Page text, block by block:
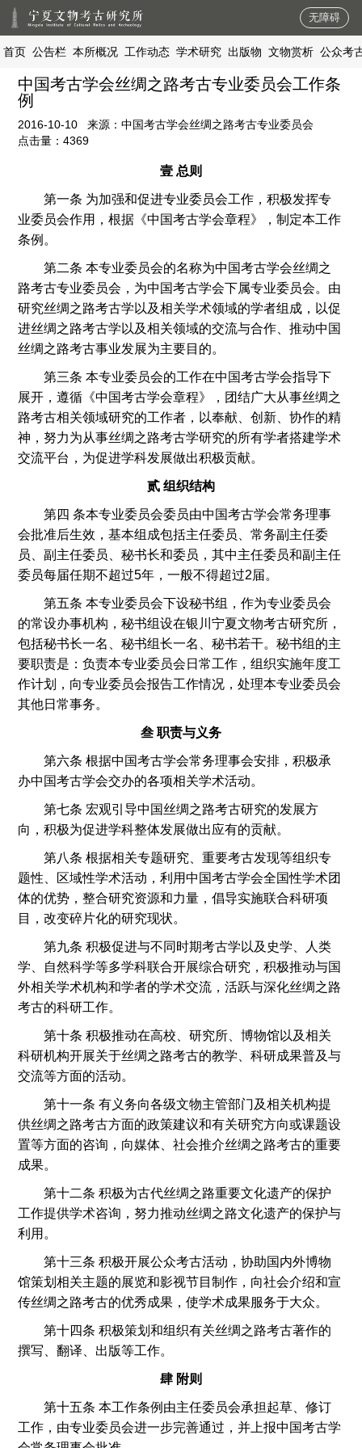
无障碍
首页 公告栏 本所概况 工作动态 学术研究 出版物 文物赏析 公众考
中国考古学会丝绸之路考古专业委员会工作条
例
2016-10-10 来源：中国考古学会丝绸之路考古专业委员会
点击量：4369
壹 总则
第一条 为加强和促进专业委员会工作，积极发挥专
业委员会作用，根据《中国考古学会章程》，制定本工作
条例。
第二条 本专业委员会的名称为中国考古学会丝绸之
路考古专业委员会，为中国考古学会下属专业委员会。由
研究丝绸之路考古学以及相关学术领域的学者组成，以促
进丝绸之路考古学以及相关领域的交流与合作、推动中国
丝绸之路考古事业发展为主要目的。
第三条 本专业委员会的工作在中国考古学会指导下
展开，遵循《中国考古学会章程》，团结广大从事丝绸之
路考古相关领域研究的工作者，以奉献、创新、协作的精
神，努力为从事丝绸之路考古学研究的所有学者搭建学术
交流平台，为促进学科发展做出积极贡献。
贰 组织结构
第四 条本专业委员会委员由中国考古学会常务理事
会批准后生效，基本组成包括主任委员、常务副主任委
员、副主任委员、秘书长和委员，其中主任委员和副主任
委员每届任期不超过5年，一般不得超过2届。
第五条 本专业委员会下设秘书组，作为专业委员会
的常设办事机构，秘书组设在银川宁夏文物考古研究所，
包括秘书长一名、秘书组长一名、秘书若干。秘书组的主
要职责是：负责本专业委员会日常工作，组织实施年度工
作计划，向专业委员会报告工作情况，处理本专业委员会
其他日常事务。
叁 职责与义务
第六条 根据中国考古学会常务理事会安排，积极承
办中国考古学会交办的各项相关学术活动。
第七条 宏观引导中国丝绸之路考古研究的发展方
向，积极为促进学科整体发展做出应有的贡献。
第八条 根据相关专题研究、重要考古发现等组织专
题性、区域性学术活动，利用中国考古学会全国性学术团
体的优势，整合研究资源和力量，倡导实施联合科研项
目，改变碎片化的研究现状。
第九条 积极促进与不同时期考古学以及史学、人类
学、自然科学等多学科联合开展综合研究，积极推动与国
外相关学术机构和学者的学术交流，活跃与深化丝绸之路
考古的科研工作。
第十条 积极推动在高校、研究所、博物馆以及相关
科研机构开展关于丝绸之路考古的教学、科研成果普及与
交流等方面的活动。
第十一条 有义务向各级文物主管部门及相关机构提
供丝绸之路考古方面的政策建议和有关研究方向或课题设
置等方面的咨询，向媒体、社会推介丝绸之路考古的重要
成果。
第十二条 积极为古代丝绸之路重要文化遗产的保护
工作提供学术咨询，努力推动丝绸之路文化遗产的保护与
利用。
第十三条 积极开展公众考古活动，协助国内外博物
馆策划相关主题的展览和影视节目制作，向社会介绍和宣
传丝绸之路考古的优秀成果，使学术成果服务于大众。
第十四条 积极策划和组织有关丝绸之路考古著作的
撰写、翻译、出版等工作。
肆 附则
第十五条 本工作条例由主任委员会承担起草、修订
工作，由专业委员会进一步完善通过，并上报中国考古学